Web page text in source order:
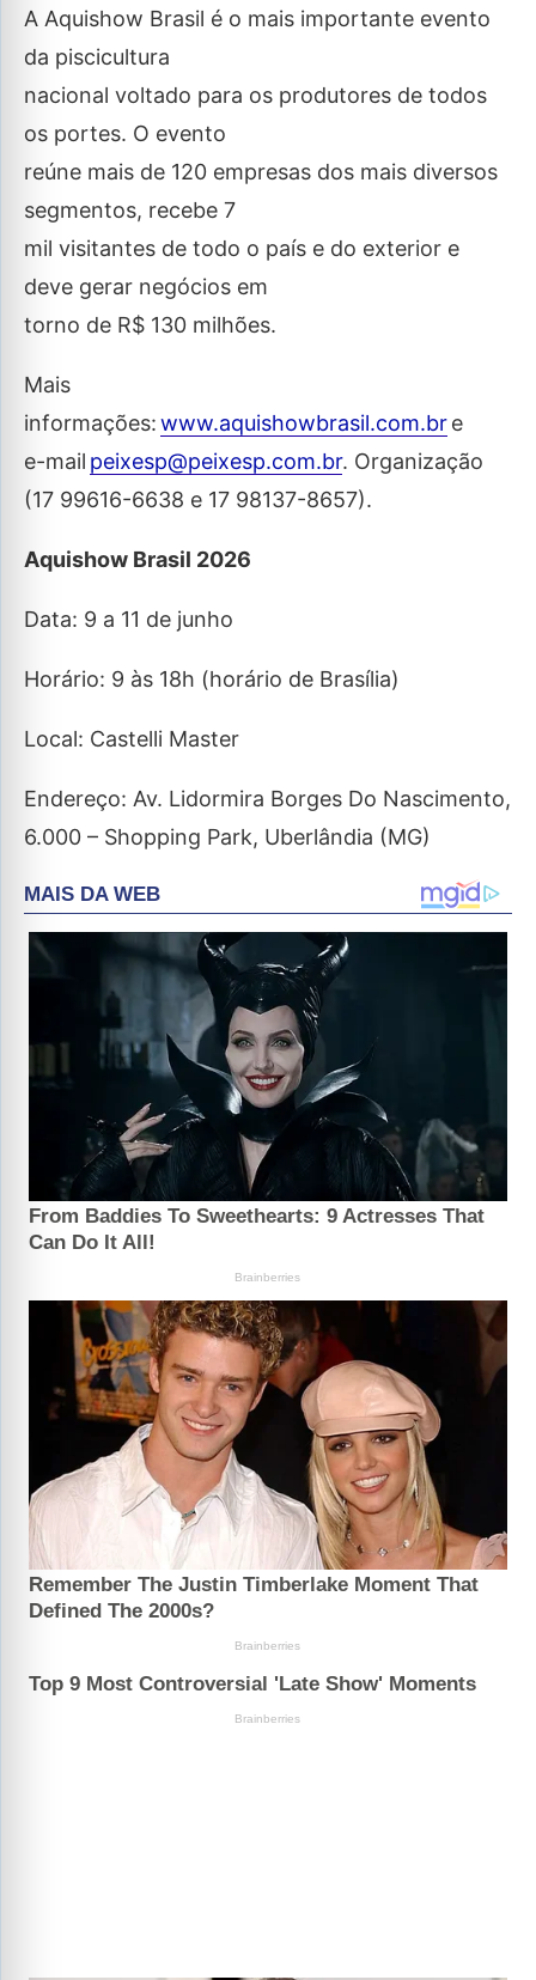
A Aquishow Brasil é o mais importante evento
da piscicultura
nacional voltado para os produtores de todos
os portes. O evento
reúne mais de 120 empresas dos mais diversos
segmentos, recebe 7
mil visitantes de todo o país e do exterior e
deve gerar negócios em
torno de R$ 130 milhões.
Mais
informações:www.aquishowbrasil.com.bre
e-mail peixesp@peixesp.com.br. Organização
(17 99616-6638 e 17 98137-8657).
Aquishow Brasil 2026
Data: 9 a 11 de junho
Horário: 9 às 18h (horário de Brasília)
Local: Castelli Master
Endereço: Av. Lidormira Borges Do Nascimento,
6.000 – Shopping Park, Uberlândia (MG)